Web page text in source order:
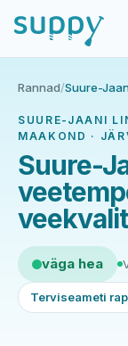
Rannad/Suure-
SUURE-JAANI
MAAKOND ·
Suure-
väga hea
Terviseameti